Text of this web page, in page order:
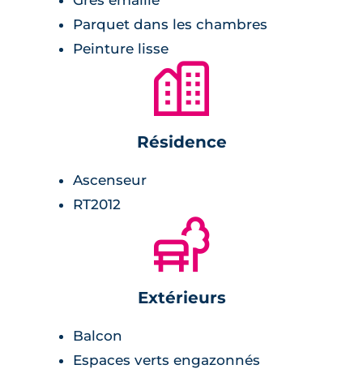
Parquet dans les chambres
Peinture lisse
🏙
Résidence
Ascenseur
RT2012
🌲
Extérieurs
Balcon
Espaces verts engazonnés